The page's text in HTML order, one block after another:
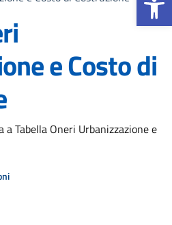
e Costo di
Tabella Oneri Urbanizzazione e